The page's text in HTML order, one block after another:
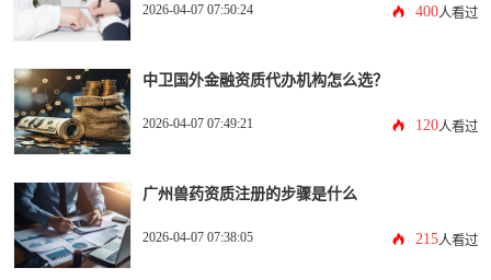
2026-04-07 07:50:24 400人看过
中卫国外金融资质代办机构怎么选？
2026-04-07 07:49:21 120人看过
广州兽药资质注册的步骤是什么
2026-04-07 07:38:05 215人看过